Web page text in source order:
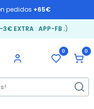
pedidos +65€
-3€ EXTRA: APP-FB ;)
0 0